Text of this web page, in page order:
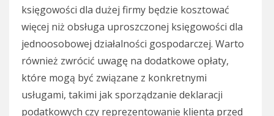
księgowości dla dużej firmy będzie kosztować
więcej niż obsługa uproszczonej księgowości dla
jednoosobowej działalności gospodarczej. Warto
również zwrócić uwagę na dodatkowe opłaty,
które mogą być związane z konkretnymi
usługami, takimi jak sporządzanie deklaracji
podatkowych czy reprezentowanie klienta przed